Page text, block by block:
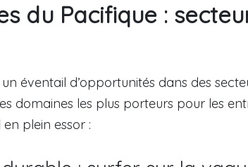
du Pacifique :
éventail d’opportunités dans des
domaines les plus porteurs pour les
plein essor :